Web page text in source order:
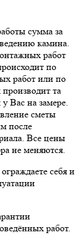
сумма за
камина.
работ
по
работ или по
та
Вас на замере.
сметы
после
Все цены
не меняются.
себя и
работ.